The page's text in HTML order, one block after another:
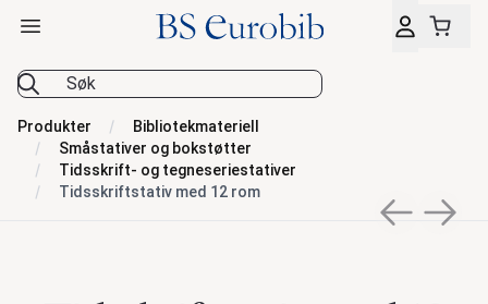
BS Eurobib
Åpne hovedmeny
Produkter
Bibliotekmateriell
Småstativer og bokstøtter
Tidsskrift- og tegneseriestativer
Tidsskriftstativ med 12 rom
Previous
Next